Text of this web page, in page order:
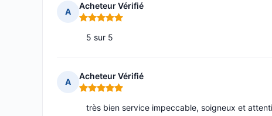
A
Acheteur Vérifié
Note : 5 sur 5
5 sur 5
A
Acheteur Vérifié
Note : 5 sur 5
très bien service impeccable, soigneux et